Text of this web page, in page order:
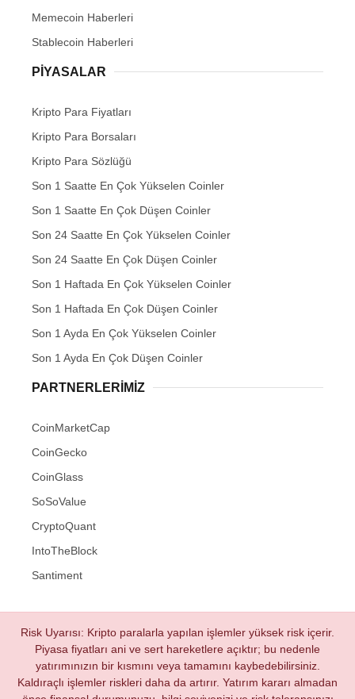
Memecoin Haberleri
Stablecoin Haberleri
PIYASALAR
Kripto Para Fiyatları
Kripto Para Borsaları
Kripto Para Sözlüğü
Son 1 Saatte En Çok Yükselen Coinler
Son 1 Saatte En Çok Düşen Coinler
Son 24 Saatte En Çok Yükselen Coinler
Son 24 Saatte En Çok Düşen Coinler
Son 1 Haftada En Çok Yükselen Coinler
Son 1 Haftada En Çok Düşen Coinler
Son 1 Ayda En Çok Yükselen Coinler
Son 1 Ayda En Çok Düşen Coinler
PARTNERLERIMIZ
CoinMarketCap
CoinGecko
CoinGlass
SoSoValue
CryptoQuant
IntoTheBlock
Santiment
Risk Uyarısı: Kripto paralarla yapılan işlemler yüksek risk içerir.
Piyasa fiyatları ani ve sert hareketlere açıktır; bu nedenle
yatırımınızın bir kısmını veya tamamını kaybedebilirsiniz.
Kaldıraçlı işlemler riskleri daha da artırır. Yatırım kararı almadan